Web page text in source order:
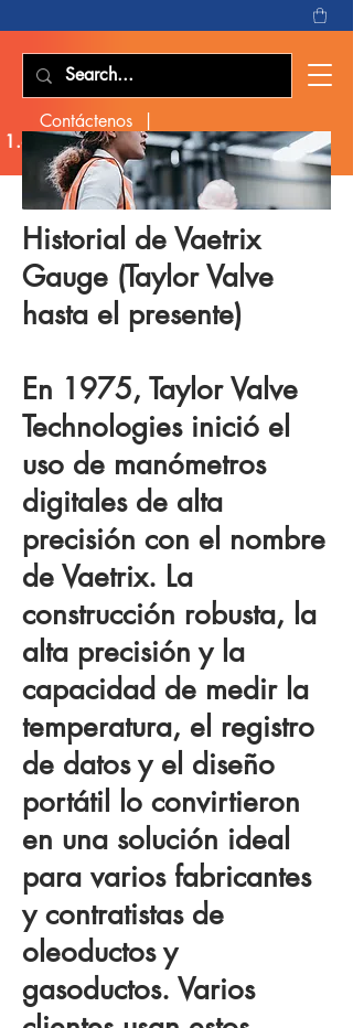
Contáctenos |
1.603.660.4280 |sales@vaetrix.com
Historial de Vaetrix
Gauge (Taylor Valve
hasta el presente)
En 1975, Taylor Valve
Technologies inició el
uso de manómetros
digitales de alta
precisión con el nombre
de Vaetrix. La
construcción robusta, la
alta precisión y la
capacidad de medir la
temperatura, el registro
de datos y el diseño
portátil lo convirtieron
en una solución ideal
para varios fabricantes
y contratistas de
oleoductos y
gasoductos. Varios